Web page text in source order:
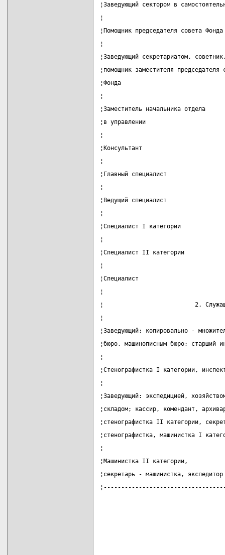
¦Заведующий сектором в
¦
¦Помощник председателя
¦
¦Заведующий секретариатом,
¦помощник заместителя
¦Фонда
¦
¦Заместитель начальника
¦в управлении
¦
¦Консультант
¦
¦Главный специалист
¦
¦Ведущий специалист
¦
¦Специалист I категории
¦
¦Специалист II категории
¦
¦Специалист
¦
¦                          2.
¦
¦Заведующий: копировально -
¦бюро, машинописным бюро;
¦
¦Стенографистка I категории,
¦
¦Заведующий: экспедицией,
¦складом; кассир, комендант,
¦стенографистка II
¦стенографистка, машинистка I
¦
¦Машинистка II категории,
¦секретарь - машинистка,